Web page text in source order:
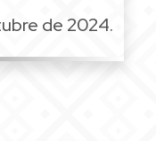
de 2024.